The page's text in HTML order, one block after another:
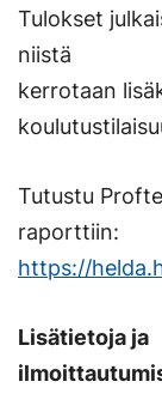
Tulokset
niistä
kerrotaan
Tutustu
raporttiin:
https://
Lisätietoja ja